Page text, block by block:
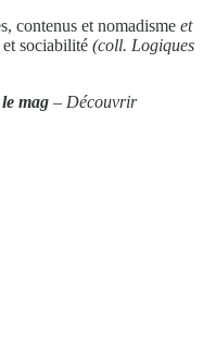
contenus et nomadisme et
sociabilité (coll. Logiques
mag – Découvrir